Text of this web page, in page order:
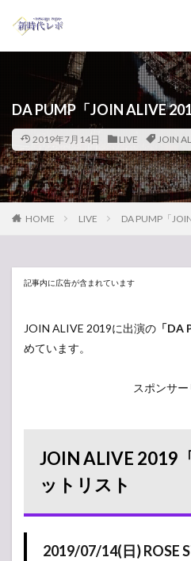
DA PUMP「JOIN ALIVE
2019年7月14日 LIVE JOIN
HOME LIVE DA PUMP「
記事内に広告が含まれています
JOIN ALIVE 2019に出演の 「DA
めています。
スポンサー
JOIN ALIVE 2019
ットリスト
2019/07/14(日) ROSE